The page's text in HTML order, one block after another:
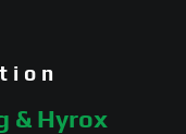
& Hyrox